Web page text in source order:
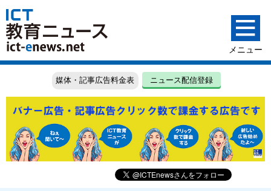
媒体・記事広告料金表 ニュース配信登録